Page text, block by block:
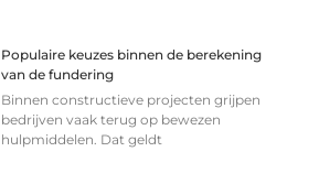
Populaire keuzes binnen de berekening
van de fundering
Binnen constructieve projecten grijpen
bedrijven vaak terug op bewezen
hulpmiddelen. Dat geldt